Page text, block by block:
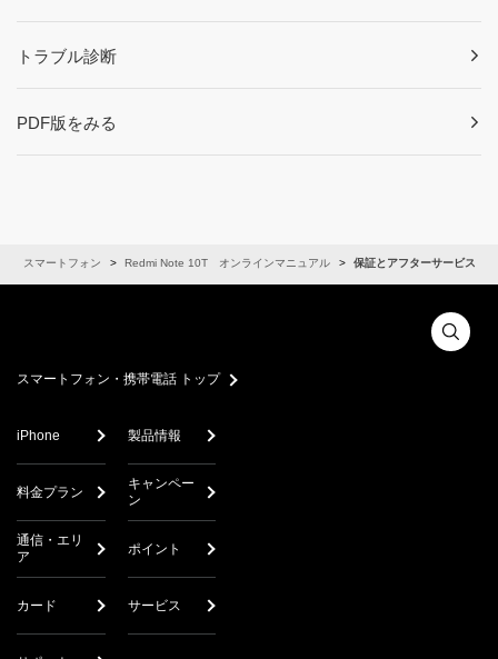
トラブル診断
PDF版をみる
スマートフォン Redmi Note 10T オンラインマニュアル 保証とアフターサービス
スマートフォン・携帯電話 トップ
iPhone 製品情報
料金プラン
キャンペー
ン
通信・エリ
ア
ポイント
カード サービス